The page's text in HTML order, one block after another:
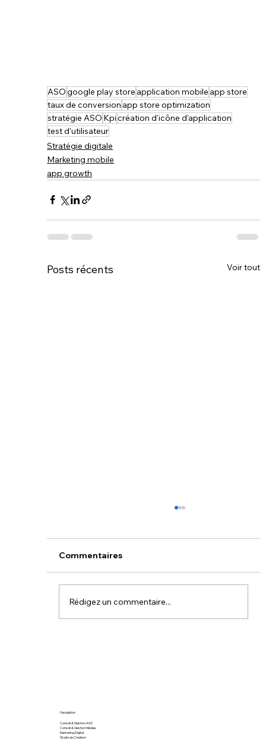
ASOgoogle play store application mobile app store
taux de conversion app store optimization
stratégie ASO Kpicréation d'icône d'application
test d'utilisateur
Stratégie digitale
Marketing mobile
app growth
Posts récents Voir tout
Commentaires
Rédigez un commentaire...
Navigation
Conseil & Gestion ASO
Conseil & Gestion Médias
Marketing Digital
Studio de Création